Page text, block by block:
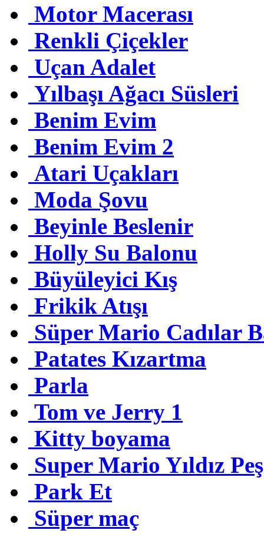
Motor Macerası
Renkli Çiçekler
Uçan Adalet
Yılbaşı Ağacı Süsleri
Benim Evim
Benim Evim 2
Atari Uçakları
Moda Şovu
Beyinle Beslenir
Holly Su Balonu
Büyüleyici Kış
Frikik Atışı
Süper Mario Cadılar
Patates Kızartma
Parla
Tom ve Jerry 1
Kitty boyama
Super Mario Yıldız
Park Et
Süper maç